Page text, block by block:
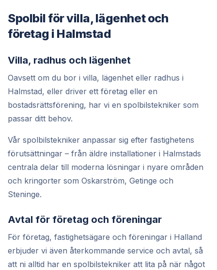
Spolbil för villa, lägenhet och
företag i Halmstad
Villa, radhus och lägenhet
Oavsett om du bor i villa, lägenhet eller radhus i
Halmstad, eller driver ett företag eller en
bostadsrättsförening, har vi en spolbilstekniker som
passar ditt behov.
Vår spolbilstekniker anpassar sig efter fastighetens
förutsättningar – från äldre installationer i Halmstads
centrala delar till moderna lösningar i nyare områden
och kringorter som Oskarström, Getinge och
Steninge.
Avtal för företag och föreningar
För företag, fastighetsägare och föreningar i Halland
erbjuder vi även återkommande service och avtal, så
att ni alltid har en spolbilstekniker att lita på när något